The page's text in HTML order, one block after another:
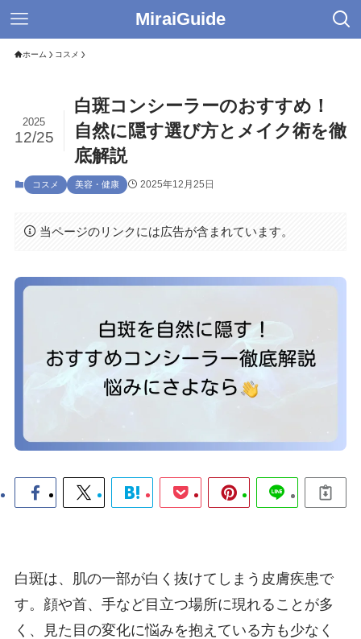
MiraiGuide
ホーム コスメ
白斑コンシーラーのおすすめ！
自然に隠す選び方とメイク術を徹
底解説
2025
12/25
コスメ 美容・健康 2025年12月25日
当ページのリンクには広告が含まれています。
白斑は、肌の一部が白く抜けてしまう皮膚疾患で
す。顔や首、手など目立つ場所に現れることが多
く、見た目の変化に悩みを抱えている方も少なく